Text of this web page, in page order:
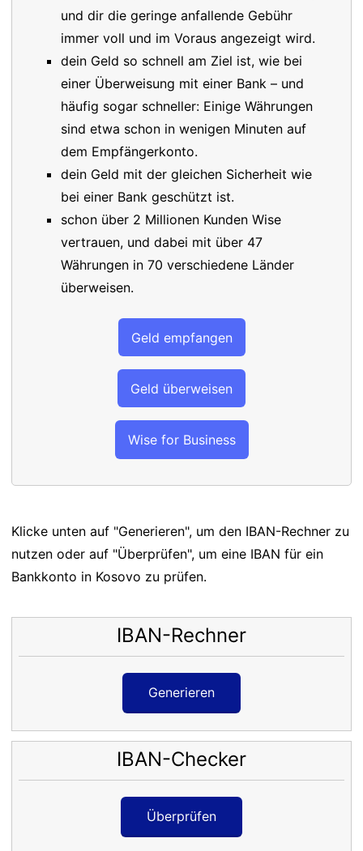
und dir die geringe anfallende Gebühr
immer voll und im Voraus angezeigt wird.
dein Geld so schnell am Ziel ist, wie bei
einer Überweisung mit einer Bank – und
häufig sogar schneller: Einige Währungen
sind etwa schon in wenigen Minuten auf
dem Empfängerkonto.
dein Geld mit der gleichen Sicherheit wie
bei einer Bank geschützt ist.
schon über 2 Millionen Kunden Wise
vertrauen, und dabei mit über 47
Währungen in 70 verschiedene Länder
überweisen.
Geld empfangen
Geld überweisen
Wise for Business
Klicke unten auf "Generieren", um den IBAN-Rechner zu
nutzen oder auf "Überprüfen", um eine IBAN für ein
Bankkonto in Kosovo zu prüfen.
IBAN-Rechner
Generieren
IBAN-Checker
Überprüfen